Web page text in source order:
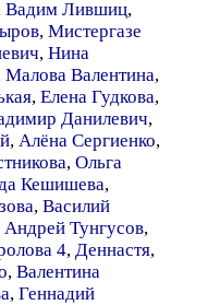
Вадим Лившиц,
, Мистергазе
, Нина
Малова Валентина,
, Елена Гудкова,
Данилевич,
, Алёна Сергиенко,
, Ольга
Кешишева,
, Василий
Андрей Тунгусов,
4, Деннастя,
, Валентина
, Геннадий